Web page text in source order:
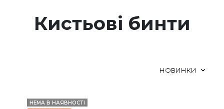
Кистьові бинти
НЕМА В НАЯВНОСТІ